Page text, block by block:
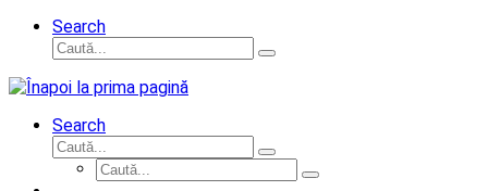
Search
Căutare
Caută...
Search
Căutare
Caută...
Căutare
Caută...